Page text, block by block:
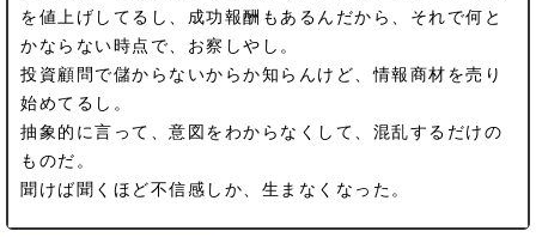
を値上げしてるし、成功報酬もあるんだから、それで何と
かならない時点で、お察しやし。
投資顧問で儲からないからか知らんけど、情報商材を売り
始めてるし。
抽象的に言って、意図をわからなくして、混乱するだけの
ものだ。
聞けば聞くほど不信感しか、生まなくなった。